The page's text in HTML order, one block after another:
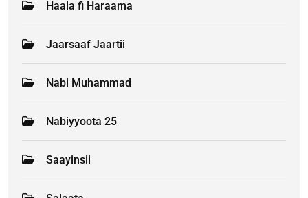
Haala fi Haraama
Jaarsaaf Jaartii
Nabi Muhammad
Nabiyyoota 25
Saayinsii